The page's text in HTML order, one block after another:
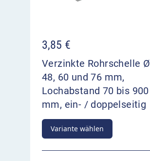
3,85 €
Verzinkte Rohrschelle Ø
48, 60 und 76 mm,
Lochabstand 70 bis 900
mm, ein- / doppelseitig
Variante wählen